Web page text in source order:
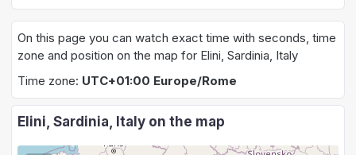
On this page you can watch exact time with seconds, time
zone and position on the map for Elini, Sardinia, Italy
Time zone: UTC+01:00 Europe/Rome
Elini, Sardinia, Italy on the map